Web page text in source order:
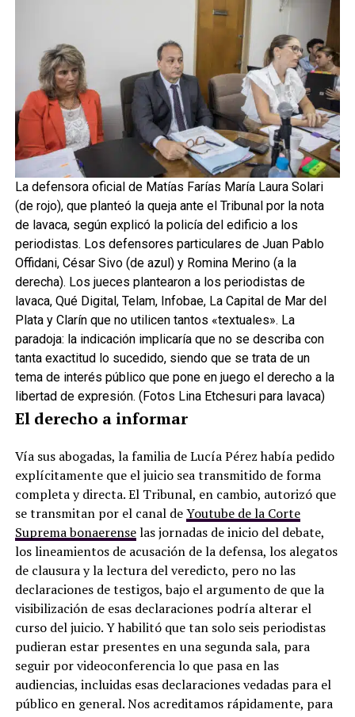
La defensora oficial de Matías Farías María Laura Solari
(de rojo), que planteó la queja ante el Tribunal por la nota
de lavaca, según explicó la policía del edificio a los
periodistas. Los defensores particulares de Juan Pablo
Offidani, César Sivo (de azul) y Romina Merino (a la
derecha). Los jueces plantearon a los periodistas de
lavaca, Qué Digital, Telam, Infobae, La Capital de Mar del
Plata y Clarín que no utilicen tantos «textuales». La
paradoja: la indicación implicaría que no se describa con
tanta exactitud lo sucedido, siendo que se trata de un
tema de interés público que pone en juego el derecho a la
libertad de expresión. (Fotos Lina Etchesuri para lavaca)
El derecho a informar
Vía sus abogadas, la familia de Lucía Pérez había pedido
explícitamente que el juicio sea transmitido de forma
completa y directa. El Tribunal, en cambio, autorizó que
se transmitan por el canal deYoutube de la Corte
Suprema bonaerenselas jornadas de inicio del debate,
los lineamientos de acusación de la defensa, los alegatos
de clausura y la lectura del veredicto, pero no las
declaraciones de testigos, bajo el argumento de que la
visibilización de esas declaraciones podría alterar el
curso del juicio. Y habilitó que tan solo seis periodistas
pudieran estar presentes en una segunda sala, para
seguir por videoconferencia lo que pasa en las
audiencias, incluidas esas declaraciones vedadas para el
público en general. Nos acreditamos rápidamente, para